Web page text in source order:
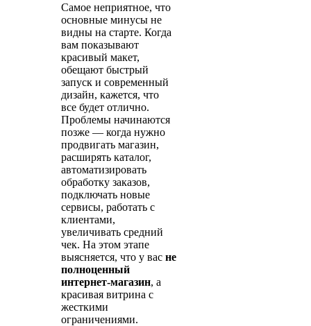
Самое неприятное, что
основные минусы не
видны на старте. Когда
вам показывают
красивый макет,
обещают быстрый
запуск и современный
дизайн, кажется, что
все будет отлично.
Проблемы начинаются
позже — когда нужно
продвигать магазин,
расширять каталог,
автоматизировать
обработку заказов,
подключать новые
сервисы, работать с
клиентами,
увеличивать средний
чек. На этом этапе
выясняется, что у вас не
полноценный
интернет-магазин, а
красивая витрина с
жесткими
ограничениями.